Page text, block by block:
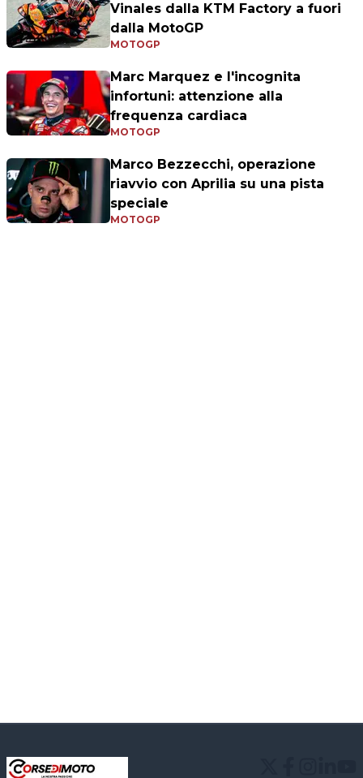
Vinales dalla KTM Factory a fuori
dalla MotoGP
MOTOGP
Marc Marquez e l'incognita
infortuni: attenzione alla
frequenza cardiaca
MOTOGP
Marco Bezzecchi, operazione
riavvio con Aprilia su una pista
speciale
MOTOGP